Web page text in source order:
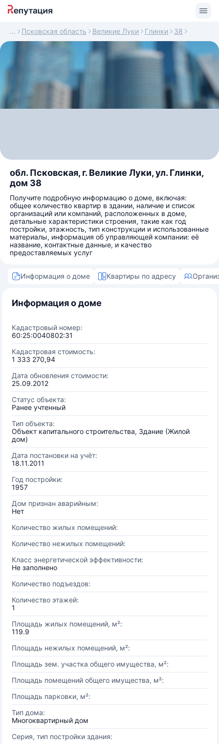
Псковская область Великие Луки Глинки 38
обл. Псковская, г. Великие Луки, ул. Глинки,
дом 38
Получите подробную информацию о доме, включая:
общее количество квартир в здании, наличие и список
организаций или компаний, расположенных в доме,
детальные характеристики строения, такие как год
постройки, этажность, тип конструкции и использованные
материалы, информация об управляющей компании: её
название, контактные данные, и качество
предоставляемых услуг
Информация о доме Квартиры по адресу
Информация о доме
Кадастровый номер:
60:25:0040802:31
Кадастровая стоимость:
1 333 270,94
Дата обновления стоимости:
25.09.2012
Статус объекта:
Ранее учтенный
Тип объекта:
Объект капитального строительства, Здание (Жилой
дом)
Дата постановки на учёт:
18.11.2011
Год постройки:
1957
Дом признан аварийным:
Нет
Количество жилых помещений:
Количество нежилых помещений:
Класс энергетической эффективности:
Не заполнено
Количество подъездов:
Количество этажей:
1
Площадь жилых помещений, м²:
119.9
Площадь нежилых помещений, м²:
Площадь зем. участка общего имущества, м²:
Площадь помещений общего имущества, м²:
Площадь парковки, м²:
Тип дома:
Многоквартирный дом
Серия, тип постройки здания: